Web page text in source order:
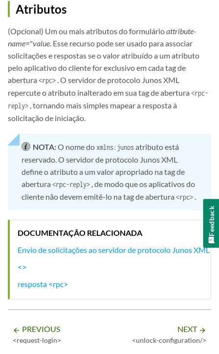
Atributos
(Opcional) Um ou mais atributos do formulárioattribute-
name="value. Esse recurso pode ser usado para associar
solicitações e respostas se o valor atribuído a um atributo
pelo aplicativo do cliente for exclusivo em cada tag de
abertura <rpc> . O servidor de protocolo Junos XML
repercute o atributo inalterado em sua tag de abertura <rpc-
reply> , tornando mais simples mapear a resposta à
solicitação de iniciação.
NOTA:O nome do xmlns:junosatributo está
reservado. O servidor de protocolo Junos XML
define o atributo a um valor apropriado na tag de
abertura <rpc-reply> , de modo que os aplicativos do
cliente não devem emitê-lo na tag de abertura <rpc> .
DOCUMENTAÇÃO RELACIONADA
Envio de solicitações ao servidor de protocolo Junos XML
<>
resposta <rpc>
arrow_backward PREVIOUS
<request-login>
NEXT arrow_forward
<unlock-configuration/>
Feedback